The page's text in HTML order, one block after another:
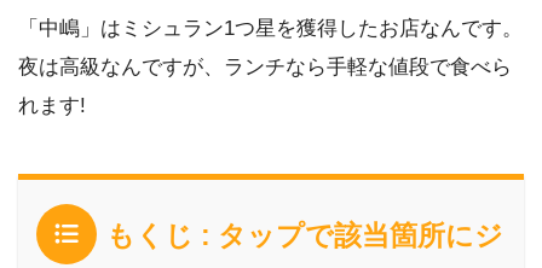
「中嶋」はミシュラン1つ星を獲得したお店なんです。
夜は高級なんですが、ランチなら手軽な値段で食べら
れます!
もくじ : タップで該当箇所にジ